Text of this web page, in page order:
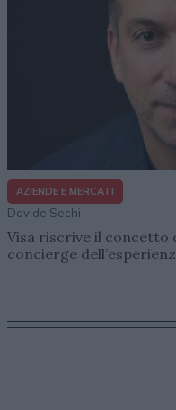
AZIENDE E MERCATI
Davide Sechi
Visa riscrive il concetto
concierge